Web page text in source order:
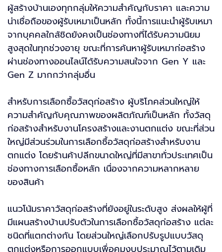
ผู้สร้างบ้านเองทุกกลุ่มให้ความสำคัญกับราคา และความ
น่าเชื่อถือของผู้รับเหมาเป็นหลัก ทั้งนี้การแนะนำผู้รับเหมา
จากบุคคลใกล้ชิดยังคงเป็นช่องทางที่ได้รับความนิยม
สูงสุดในทุกช่วงอายุ ขณะที่การค้นหาผู้รับเหมาก่อสร้าง
ผ่านช่องทางออนไลน์ได้รับความสนใจจาก Gen Y และ
Gen Z มากกว่ากลุ่มอื่น
สำหรับการเลือกซื้อวัสดุก่อสร้าง ผู้บริโภคส่วนใหญ่ให้
ความสำคัญกับคุณภาพของผลิตภัณฑ์เป็นหลัก ทั้งวัสดุ
ก่อสร้างสำหรับงานโครงสร้างและงานตกแต่ง ขณะที่ส่วน
ใหญ่มีส่วนร่วมในการเลือกซื้อวัสดุก่อสร้างสำหรับงาน
ตกแต่ง โดยร้านค้าปลีกขนาดใหญ่ที่มีสาขาทั่วประเทศเป็น
ช่องทางการเลือกซื้อหลัก เนื่องจากความหลากหลาย
ของสินค้า
แนวโน้มราคาวัสดุก่อสร้างที่ยังอยู่ในระดับสูง ส่งผลให้ผู้ที่
มีแผนสร้างบ้านปรับตัวในการเลือกซื้อวัสดุก่อสร้าง แต่ละ
ชนิดที่แตกต่างกัน โดยส่วนใหญ่เลือกปรับรูปแบบวัสดุ
ตกแต่งหรือการออกแบบเพื่อคุมงบประมาณไว้ตามเดิม